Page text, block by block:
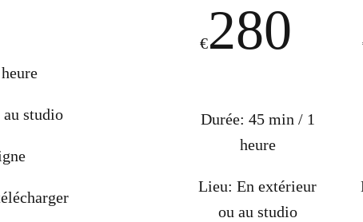
studio
€280
Durée: 45 min / 1
heure
Lieu: En extérieur
ou au studio